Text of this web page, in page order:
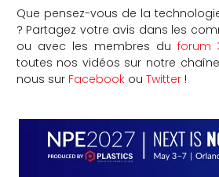
Que pensez-vous de la
? Partagez votre avis dans les
ou avec les membres du forum
toutes nos vidéos sur notre
nous sur Facebookou Twitter!